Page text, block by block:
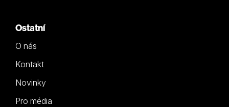
Ostatní
O nás
Kontakt
Novinky
Pro média